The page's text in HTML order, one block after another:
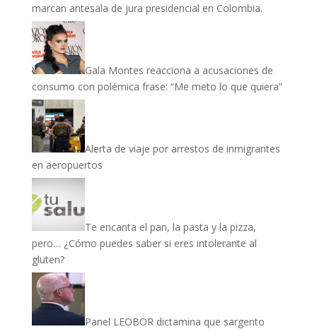
marcan antesala de jura presidencial en Colombia.
Gala Montes reacciona a acusaciones de
consumo con polémica frase: “Me meto lo que quiera”
Alerta de viaje por arrestos de inmigrantes
en aeropuertos
Te encanta el pan, la pasta y la pizza,
pero… ¿Cómo puedes saber si eres intolerante al
gluten?
Panel LEOBOR dictamina que sargento